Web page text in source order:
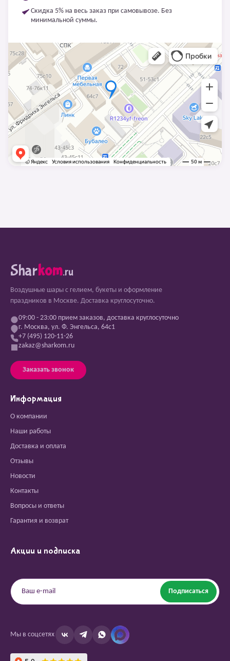
Скидка 5% на весь заказ при самовывозе. Без
минимальной суммы.
Sharkom.ru
Воздушные шары с гелием, букеты и оформление
праздников в Москве. Доставка круглосуточно.
09:00 - 23:00 прием заказов, доставка круглосуточно
г. Москва, ул. Ф. Энгельса, 64с1
+7 (495) 120-11-26
zakaz@sharkom.ru
Заказать звонок
Информация
О компании
Наши работы
Доставка и оплата
Отзывы
Новости
Контакты
Вопросы и ответы
Гарантия и возврат
Акции и подписка
Подписаться
Мы в соцсетях